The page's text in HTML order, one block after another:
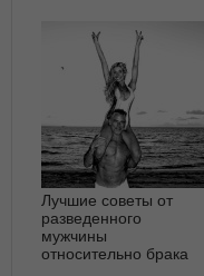
Лучшие советы от
разведенного
мужчины
относительно брака